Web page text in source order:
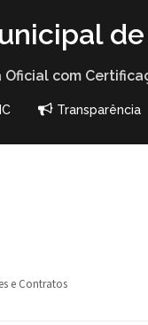
Oficial com
Transparência
e Contratos